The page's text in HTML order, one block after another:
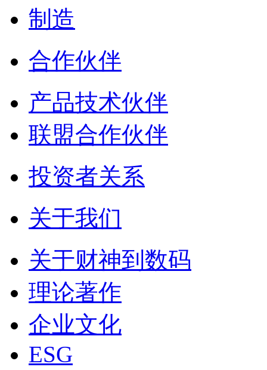
制造
合作伙伴
产品技术伙伴
联盟合作伙伴
投资者关系
关于我们
关于财神到数码
理论著作
企业文化
ESG